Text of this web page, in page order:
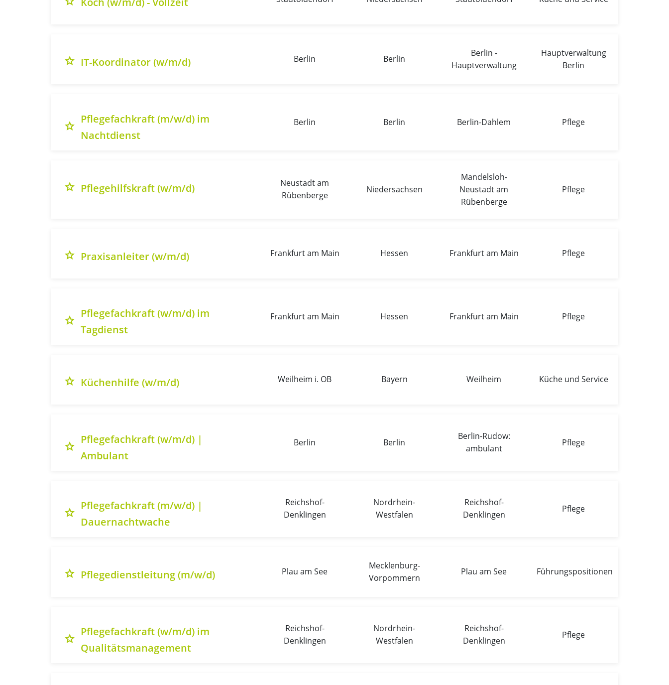
grade IT-Koordinator (w/m/d) Berlin Berlin
Berlin -
Hauptverwaltung
Hauptverwaltung
Berlin
grade
Pflegefachkraft (m/w/d) im
Nachtdienst
Berlin Berlin Berlin-Dahlem Pflege
grade Pflegehilfskraft (w/m/d)
Neustadt am
Rübenberge
Niedersachsen
Mandelsloh-
Neustadt am
Rübenberge
Pflege
grade Praxisanleiter (w/m/d) Frankfurt am Main Hessen Frankfurt am Main Pflege
grade
Pflegefachkraft (w/m/d) im
Tagdienst
Frankfurt am Main Hessen Frankfurt am Main Pflege
grade Küchenhilfe (w/m/d) Weilheim i. OB Bayern Weilheim Küche und Service
grade
Pflegefachkraft (w/m/d) |
Ambulant
Berlin Berlin
Berlin-Rudow:
ambulant
Pflege
grade
Pflegefachkraft (m/w/d) |
Dauernachtwache
Reichshof-
Denklingen
Nordrhein-
Westfalen
Reichshof-
Denklingen
Pflege
grade Pflegedienstleitung (m/w/d) Plau am See
Mecklenburg-
Vorpommern
Plau am See Führungspositionen
grade
Pflegefachkraft (w/m/d) im
Qualitätsmanagement
Reichshof-
Denklingen
Nordrhein-
Westfalen
Reichshof-
Denklingen
Pflege